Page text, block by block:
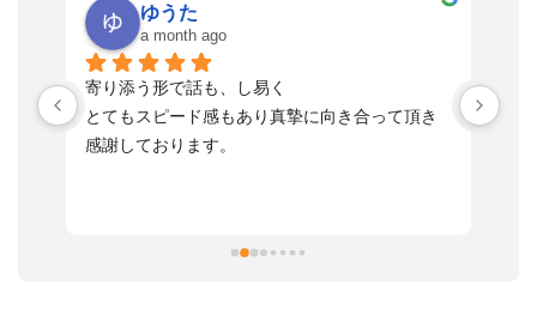
ゆうた
a month ago
寄り添う形で話も、し易く
とてもスピード感もあり真摯に向き合って頂き
感謝しております。